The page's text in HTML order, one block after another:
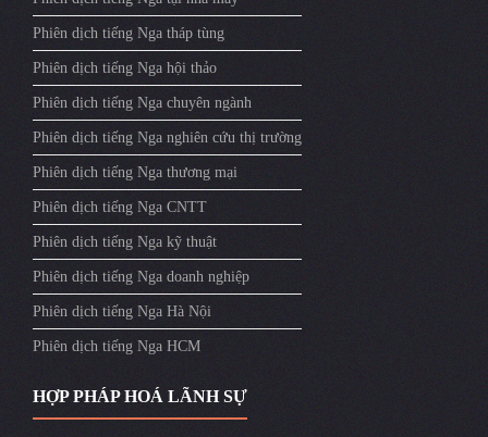
Phiên dịch tiếng Nga tháp tùng
Phiên dịch tiếng Nga hội thảo
Phiên dịch tiếng Nga chuyên ngành
Phiên dịch tiếng Nga nghiên cứu thị trường
Phiên dịch tiếng Nga thương mại
Phiên dịch tiếng Nga CNTT
Phiên dịch tiếng Nga kỹ thuật
Phiên dịch tiếng Nga doanh nghiệp
Phiên dịch tiếng Nga Hà Nội
Phiên dịch tiếng Nga HCM
HỢP PHÁP HOÁ LÃNH SỰ